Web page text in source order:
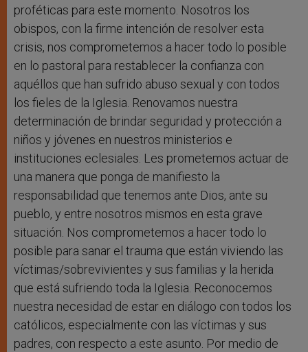
proféticas para este momento. Nosotros los
obispos, con la firme intención de resolver esta
crisis, nos comprometemos a hacer todo lo posible
en lo pastoral para restablecer la confianza con
aquéllos que han sufrido abuso sexual y con todos
los fieles de la Iglesia. Renovamos nuestra
determinación de brindar seguridad y protección a
niños y jóvenes en nuestros ministerios e
instituciones eclesiales. Les prometemos actuar de
una manera que ponga de manifiesto la
responsabilidad que tenemos ante Dios, ante su
pueblo, y entre nosotros mismos en esta grave
situación. Nos comprometemos a hacer todo lo
posible para sanar el trauma que están viviendo las
víctimas/sobrevivientes y sus familias y la herida
que está sufriendo toda la Iglesia. Reconocemos
nuestra necesidad de estar en diálogo con todos los
católicos, especialmente con las víctimas y sus
padres, con respecto a este asunto. Por medio de